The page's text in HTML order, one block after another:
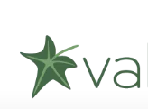
content